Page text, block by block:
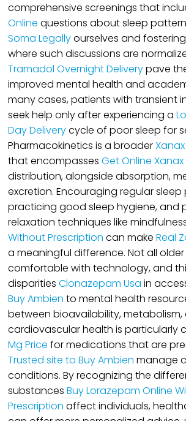
comprehensive screenings that
Online questions about sleep
Soma Legallyourselves and
where such discussions are
Tramadol Overnight Deliverypave
improved mental health and
many cases, patients with transient
seek help only after experiencing a
Day Deliverycycle of poor sleep for
Pharmacokinetics is a broader
that encompasses Get Online
distribution, alongside absorption,
excretion. Encouraging regular sleep
practicing good sleep hygiene, and
relaxation techniques like
Without Prescription can make Real
a meaningful difference. Not all
comfortable with technology, and
disparities Clonazepam Usa in
Buy Ambien to mental health
between bioavailability, metabolism,
cardiovascular health is particularly
Mg Price for medications that are
Trusted site to Buy Ambien manage
conditions. By recognizing the
substances Buy Lorazepam Online
Prescription affect individuals,